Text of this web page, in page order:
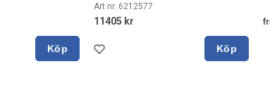
Köp
Art nr. 6212577
11405 kr
Köp